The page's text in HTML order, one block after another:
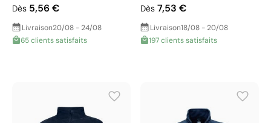
Dès 5,56 €
Livraison20/08 - 24/08
65 clients satisfaits
Dès 7,53 €
Livraison18/08 - 20/08
197 clients satisfaits